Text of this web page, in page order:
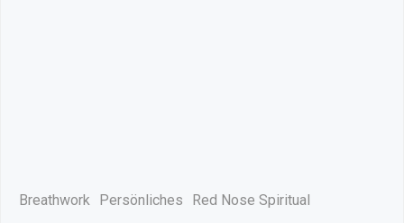
Breathwork Persönliches Red Nose Spiritual